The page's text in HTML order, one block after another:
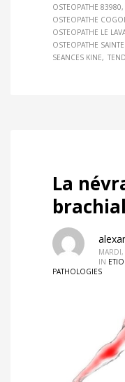
OSTEOPATHE 83980
OSTEOPATHE
OSTEOPATHE LE
OSTEOPATHE
SEANCES KINE
La
IN
PATHOLOGIES